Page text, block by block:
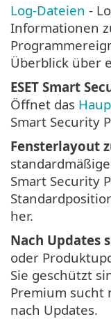
Log-Dateien -
Informationen
Überblick über
ESET Smart
Öffnet das
Smart Security
Fensterlayout
Smart Security
her.
Nach Updates
oder
Sie geschützt
Premium sucht
nach Updates.